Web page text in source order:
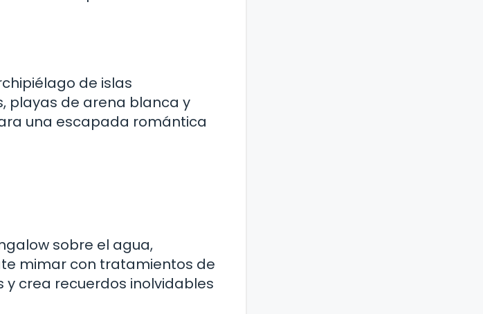
de islas
playas de arena blanca y
una escapada romántica
sobre el agua,
mimar con tratamientos de
crea recuerdos inolvidables